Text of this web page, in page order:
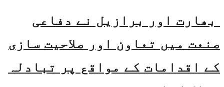
بھارت اور برازیل نے دفاعی
صنعت میں تعاون اور صلاحیت سازی
کے اقدامات کے مواقع پر تبادلہ